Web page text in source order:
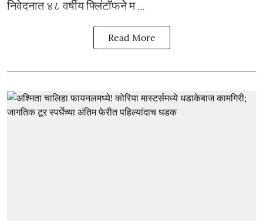
निवेदनात ४८ वर्षीय फ्लिंटॉफने म ...
Read More